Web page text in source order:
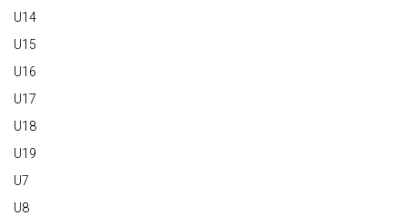
U14
U15
U16
U17
U18
U19
U7
U8